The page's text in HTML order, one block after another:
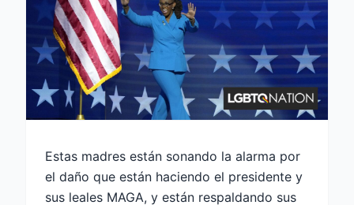
Estas madres están sonando la alarma por
el daño que están haciendo el presidente y
sus leales MAGA, y están respaldando sus